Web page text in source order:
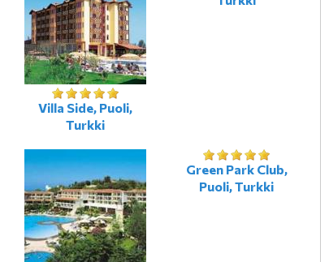
Villa Side, Puoli,
Turkki
Green Park Club,
Puoli, Turkki